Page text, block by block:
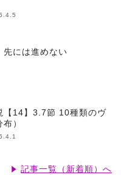
先には進めない
【14】3.7節 10種類のヴ
）
記事一覧（新着順）へ